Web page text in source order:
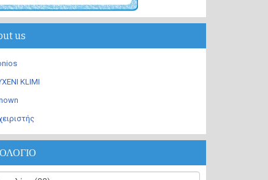
us
KLIMI